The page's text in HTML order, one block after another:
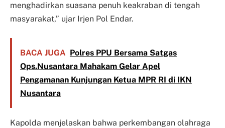
menghadirkan suasana penuh keakraban di tengah
masyarakat,” ujar Irjen Pol Endar.
BACA JUGA Polres PPU Bersama Satgas
Ops.Nusantara Mahakam Gelar Apel
Pengamanan Kunjungan Ketua MPR RI di IKN
Nusantara
Kapolda menjelaskan bahwa perkembangan olahraga